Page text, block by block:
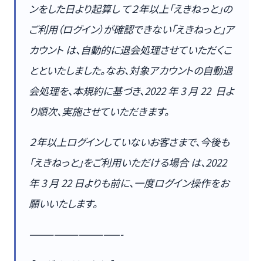
ンをした日より起算し て２年以上「えきねっと」の
ご利用（ログイン）が確認できない「えきねっと」ア
カウント は、自動的に退会処理させていただくこ
とといたしました。なお、対象アカウントの自動退
会処理を、本規約に基づき、2022 年 3 月 22 日よ
り順次、実施させていただきます。
２年以上ログインしていないお客さまで、今後も
「えきねっと」をご利用いただける場合 は、2022
年 3 月 22 日よりも前に、一度ログイン操作をお
願いいたします。
———————————-